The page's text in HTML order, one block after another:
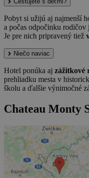
Pobyt si užijú aj najmenší
a počas odpočinku
Je pre nich pripravený tiež
Niečo naviac
Hotel ponúka aj zážitkové
prehliadku mesta v
školu a ďalšie výnimočné
Chateau Monty